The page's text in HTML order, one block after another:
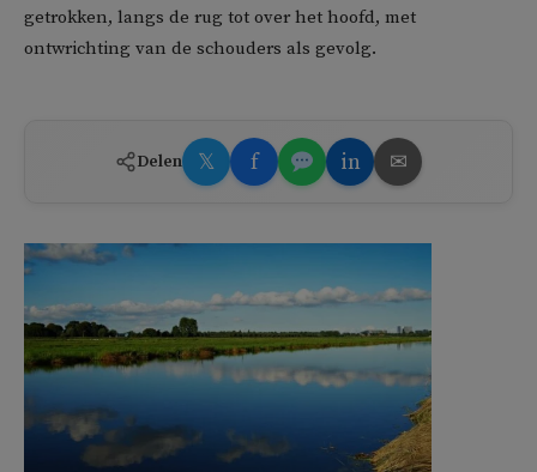
getrokken, langs de rug tot over het hoofd, met
ontwrichting van de schouders als gevolg.
Delen 𝕏 f in ✉